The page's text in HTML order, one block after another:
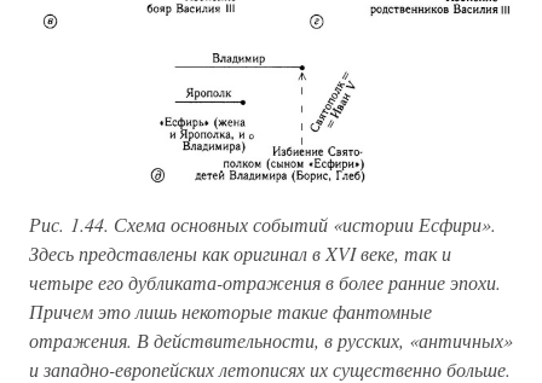
Рис. 1.44. Схема основных событий «истории Есфири».
Здесь представлены как оригинал в XVI веке, так и
четыре его дубликата-отражения в более ранние эпохи.
Причем это лишь некоторые такие фантомные
отражения. В действительности, в русских, «античных»
и западно-европейских летописях их существенно больше.